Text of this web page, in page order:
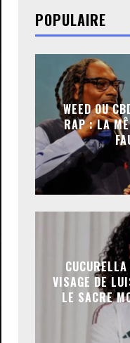
POPULAIRE
WEED OU
RAP : LA
VISAGE DE
LE SACRE